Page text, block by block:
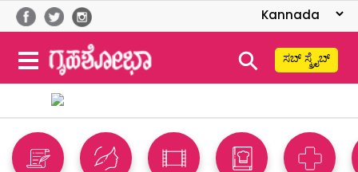
⚲ ಸಬ್ ಸ್ಕ್ರೈಬ್